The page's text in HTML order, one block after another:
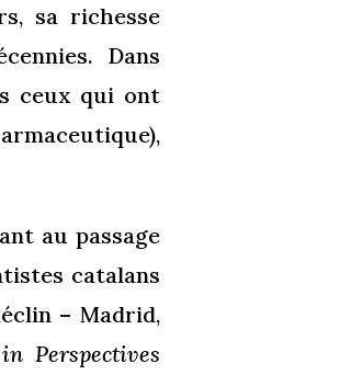
sa richesse
Dans
ceux qui ont
au passage
catalans
– Madrid,
in Perspectives